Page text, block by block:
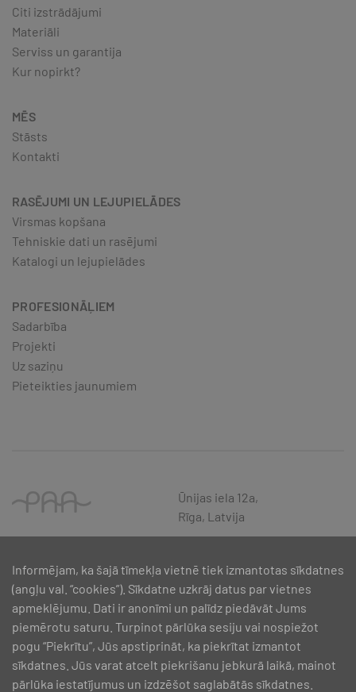
Citi izstrādājumi
Materiāli
Serviss un garantija
Kur nopirkt?
MĒS
Stāsts
Kontakti
RASĒJUMI UN LEJUPIELĀDES
Virsmas kopšana
Tehniskie dati un rasējumi
Katalogi un lejupielādes
PROFESIONĀĻIEM
Sadarbība
Projekti
Uz saziņu
Pieteikties jaunumiem
Ūnijas iela 12a,
Rīga, Latvija
Informējam, ka šajā tīmekļa vietnē tiek izmantotas sīkdatnes
(angļu val. “cookies”). Sīkdatne uzkrāj datus par vietnes
apmeklējumu. Dati ir anonīmi un palīdz piedāvāt Jums
piemērotu saturu. Turpinot pārlūka sesiju vai nospiežot
pogu “Piekrītu”, Jūs apstiprināt, ka piekrītat izmantot
sīkdatnes. Jūs varat atcelt piekrišanu jebkurā laikā, mainot
pārlūka iestatījumus un izdzēšot saglabātās sīkdatnes.